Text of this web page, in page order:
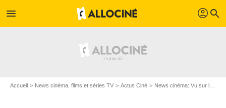
menu profil search
Accueil News cinéma, films et séries TV Actus Ciné News cinéma: Vu sur le web